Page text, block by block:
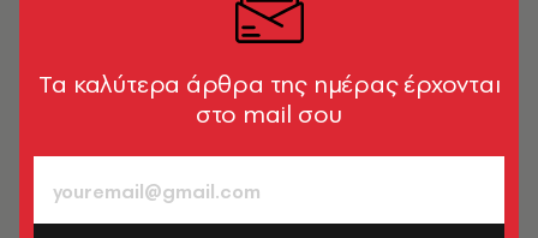
Tα καλύτερα άρθρα της ημέρας έρχονται
στο mail σου